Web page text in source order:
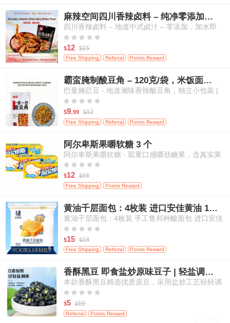
麻辣空间四川香辣卤料 – 纯净零添加，适用于肉类、蛋类及蔬菜
四川香辣卤料 – 地道中式卤汁 – 零添加，加水即
用，适合卤制肉类、鸡蛋和蔬菜
    
$12 $15
Free Shipping Referral Points Reward
霸蛮腌制酸豆角 – 120克/袋，米饭面条的绝佳搭档
巴曼腌豇豆 - 地道湘味香辣酸豆角，独立小包装 |
米饭、面条等百搭佐餐 120克/袋
    
$9.99 $12
Free Shipping Referral Points Reward
阿尔卑斯果嚼软糖 3 个
阿尔卑斯果嚼软糖 - 双重口感嚼劲糖果，含真实果
汁，白桃&芒果口味，3粒装
    
$12 $16
Free Shipping Points Reward
黄油千层面包：4枚装 进口安佳黄油 17小时鲁邦种发酵
黄油千层面包：4枚装 手工鲁邦种酸面包 进口安佳
黄油 17小时自然发酵
    
$15 $18
Free Shipping Referral Points Reward
香酥黑豆 即食盐炒原味豆子 | 轻盐调味 | 零添加剂 | 高蛋白健康休闲零食 | 200g
本款香酥黑豆精选优质原豆，采用盐炒工艺轻轻调
味，不添加任何人工添加剂，保留食材本真滋味。
每一颗黑豆酥脆可口，营养丰富，高蛋白、高纤
维，适合追求健康饮食的您。即开即食，轻松满足
日常嘴馋与营养补给需求，适合居家、办公、外出
    
$5 $10
Referral Points Reward